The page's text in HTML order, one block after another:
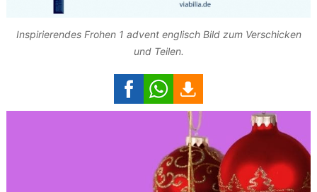
Inspirierendes Frohen 1 advent englisch Bild zum Verschicken
und Teilen.